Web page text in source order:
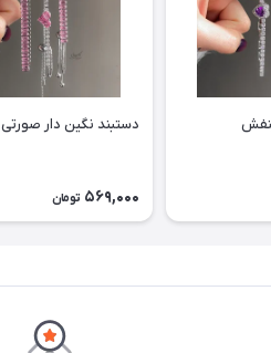
دستبند نگین دار صورتی
569,000 تومان